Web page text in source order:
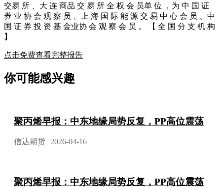
交易 所 、大 连 商品 交 易 所 全 权 会 员单 位 ，为 中 国 证
券 业 协 会 观 察 员 、上 海 国 际 能 源 交 易 中 心 会 员 、中
国 证 券 投 资 基 金业协 会 观 察 会 员 。 【 全 国 分 支 机 构
】
点击免费查看完整报告
你可能感兴趣
聚丙烯早报：中东地缘局势反复，PP高位震荡
信达期货 2026-04-16
聚丙烯早报：中东地缘局势反复，PP高位震荡